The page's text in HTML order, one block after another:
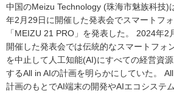
中国のMeizu Technology (珠海市魅族科技)
年2月29日に開催した発表会でスマートフ
「MEIZU 21 PRO」を発表した。 2024年2
開催した発表会では伝統的なスマートフォ
を中止して人工知能(AI)にすべての経営資
するAll in AIの計画を明らかにしていた。
計画のもとでAI端末の開発やAIエコシステ